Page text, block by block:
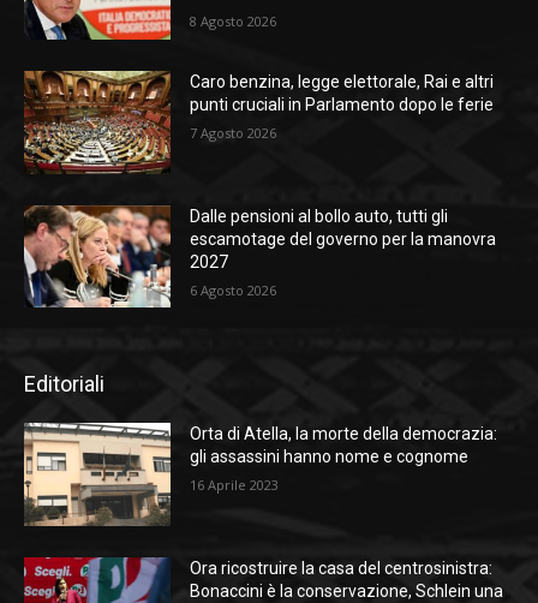
8 Agosto 2026
Caro benzina, legge elettorale, Rai e altri
punti cruciali in Parlamento dopo le ferie
7 Agosto 2026
Dalle pensioni al bollo auto, tutti gli
escamotage del governo per la manovra
2027
6 Agosto 2026
Editoriali
Orta di Atella, la morte della democrazia:
gli assassini hanno nome e cognome
16 Aprile 2023
Ora ricostruire la casa del centrosinistra:
Bonaccini è la conservazione, Schlein una